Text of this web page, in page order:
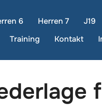
6 Herren 7 J19
Training
Kontakt